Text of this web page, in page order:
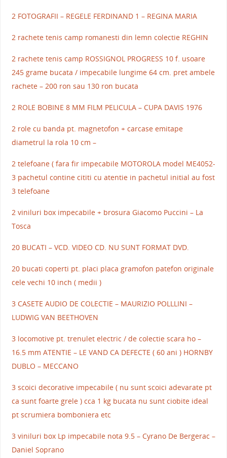
2 FOTOGRAFII – REGELE FERDINAND 1 – REGINA MARIA
2 rachete tenis camp romanesti din lemn colectie REGHIN
2 rachete tenis camp ROSSIGNOL PROGRESS 10 f. usoare
245 grame bucata / impecabile lungime 64 cm. pret ambele
rachete – 200 ron sau 130 ron bucata
2 ROLE BOBINE 8 MM FILM PELICULA – CUPA DAVIS 1976
2 role cu banda pt. magnetofon + carcase emitape
diametrul la rola 10 cm –
2 telefoane ( fara fir impecabile MOTOROLA model ME4052-
3 pachetul contine cititi cu atentie in pachetul initial au fost
3 telefoane
2 viniluri box impecabile + brosura Giacomo Puccini – La
Tosca
20 BUCATI – VCD. VIDEO CD. NU SUNT FORMAT DVD.
20 bucati coperti pt. placi placa gramofon patefon originale
cele vechi 10 inch ( medii )
3 CASETE AUDIO DE COLECTIE – MAURIZIO POLLLINI –
LUDWIG VAN BEETHOVEN
3 locomotive pt. trenulet electric / de colectie scara ho –
16.5 mm ATENTIE – LE VAND CA DEFECTE ( 60 ani ) HORNBY
DUBLO – MECCANO
3 scoici decorative impecabile ( nu sunt scoici adevarate pt
ca sunt foarte grele ) cca 1 kg bucata nu sunt ciobite ideal
pt scrumiera bomboniera etc
3 viniluri box Lp impecabile nota 9.5 – Cyrano De Bergerac –
Daniel Soprano